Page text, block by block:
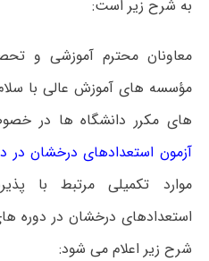
به شرح زیر است:
معاونان محترم آموزشی و
مؤسسه های آموزش عالی با سلام
های مکرر دانشگاه ها در
آزمون استعدادهای درخشان در
موارد تکمیلی مرتبط با
استعدادهای درخشان در دوره
شرح زیر اعلام می شود: